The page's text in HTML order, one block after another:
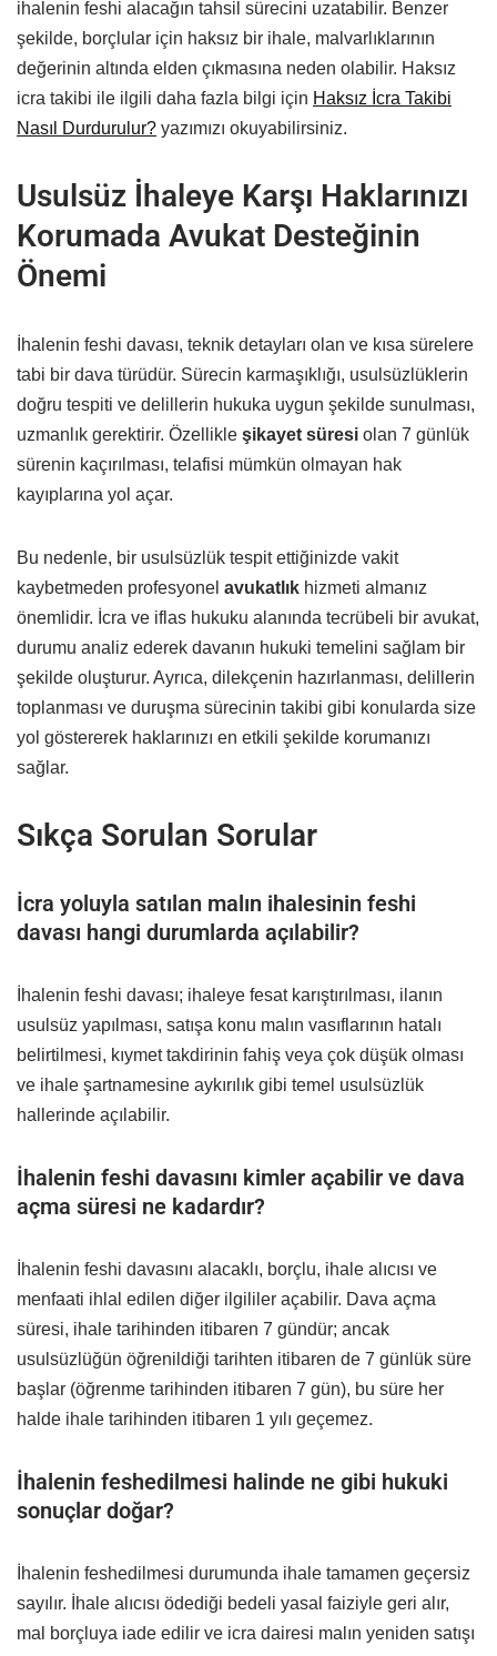
ihalenin feshi alacağın tahsil sürecini uzatabilir. Benzer
şekilde, borçlular için haksız bir ihale, malvarlıklarının
değerinin altında elden çıkmasına neden olabilir. Haksız
icra takibi ile ilgili daha fazla bilgi için Haksız İcra Takibi
Nasıl Durdurulur? yazımızı okuyabilirsiniz.
Usulsüz İhaleye Karşı Haklarınızı
Korumada Avukat Desteğinin
Önemi
İhalenin feshi davası, teknik detayları olan ve kısa sürelere
tabi bir dava türüdür. Sürecin karmaşıklığı, usulsüzlüklerin
doğru tespiti ve delillerin hukuka uygun şekilde sunulması,
uzmanlık gerektirir. Özellikle şikayet süresi olan 7 günlük
sürenin kaçırılması, telafisi mümkün olmayan hak
kayıplarına yol açar.
Bu nedenle, bir usulsüzlük tespit ettiğinizde vakit
kaybetmeden profesyonel avukatlık hizmeti almanız
önemlidir. İcra ve iflas hukuku alanında tecrübeli bir avukat,
durumu analiz ederek davanın hukuki temelini sağlam bir
şekilde oluşturur. Ayrıca, dilekçenin hazırlanması, delillerin
toplanması ve duruşma sürecinin takibi gibi konularda size
yol göstererek haklarınızı en etkili şekilde korumanızı
sağlar.
Sıkça Sorulan Sorular
İcra yoluyla satılan malın ihalesinin feshi
davası hangi durumlarda açılabilir?
İhalenin feshi davası; ihaleye fesat karıştırılması, ilanın
usulsüz yapılması, satışa konu malın vasıflarının hatalı
belirtilmesi, kıymet takdirinin fahiş veya çok düşük olması
ve ihale şartnamesine aykırılık gibi temel usulsüzlük
hallerinde açılabilir.
İhalenin feshi davasını kimler açabilir ve dava
açma süresi ne kadardır?
İhalenin feshi davasını alacaklı, borçlu, ihale alıcısı ve
menfaati ihlal edilen diğer ilgililer açabilir. Dava açma
süresi, ihale tarihinden itibaren 7 gündür; ancak
usulsüzlüğün öğrenildiği tarihten itibaren de 7 günlük süre
başlar (öğrenme tarihinden itibaren 7 gün), bu süre her
halde ihale tarihinden itibaren 1 yılı geçemez.
İhalenin feshedilmesi halinde ne gibi hukuki
sonuçlar doğar?
İhalenin feshedilmesi durumunda ihale tamamen geçersiz
sayılır. İhale alıcısı ödediği bedeli yasal faiziyle geri alır,
mal borçluya iade edilir ve icra dairesi malın yeniden satışı